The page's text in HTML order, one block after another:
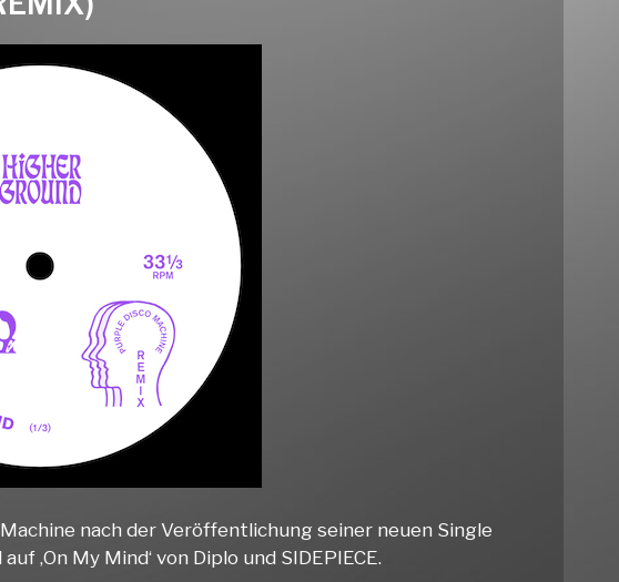
nach der Veröffentlichung seiner neuen Single
‚On My Mind‘ von Diplo und SIDEPIECE.